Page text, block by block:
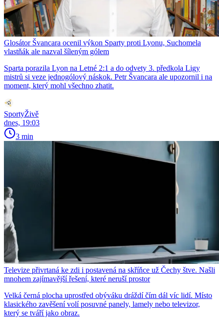
Glosátor Švancara ocenil výkon Sparty proti Lyonu, Suchomela
vlastňák ale nazval šíleným gólem
Sparta porazila Lyon na Letné 2:1 a do odvety 3. předkola Ligy
mistrů si veze jednogólový náskok. Petr Švancara ale upozornil i na
moment, který mohl všechno zhatit.
SportyŽivě
dnes, 19:03
3 min
Televize přivrtaná ke zdi i postavená na skříňce už Čechy štve. Našli
mnohem zajímavější řešení, které neruší prostor
Velká černá plocha uprostřed obýváku dráždí čím dál víc lidí. Místo
klasického zavěšení volí posuvné panely, lamely nebo televizor,
který se tváří jako obraz.